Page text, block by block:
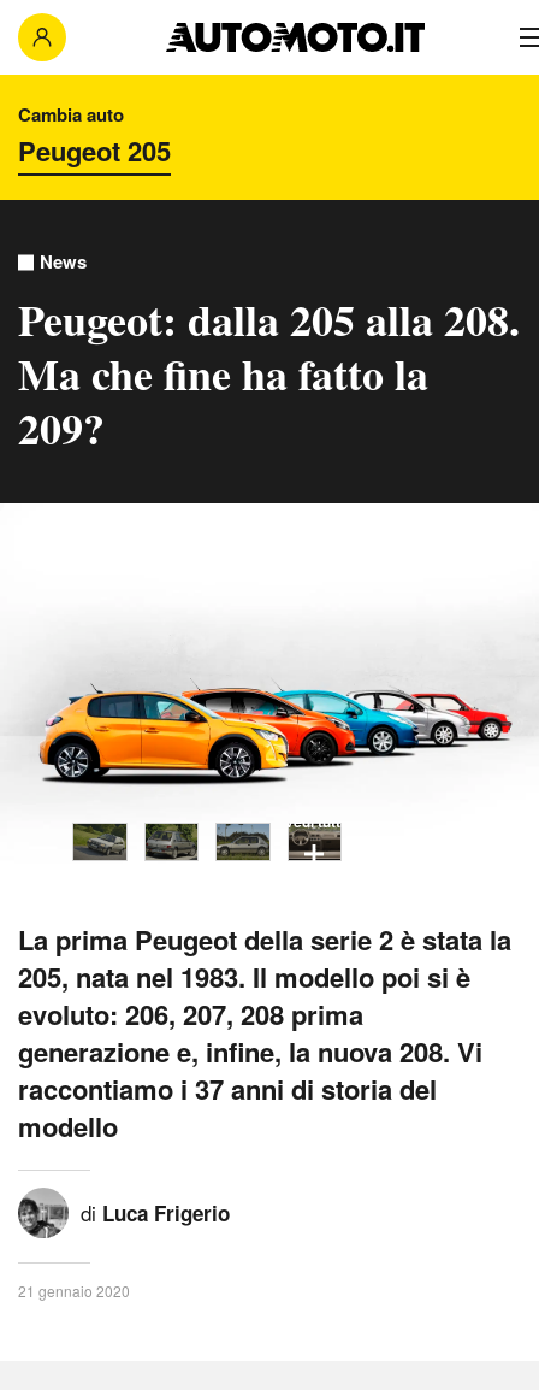
News
Peugeot: dalla 205 alla 208.
Ma che fine ha fatto la
209?
vedi tutti
La prima Peugeot della serie 2 è stata la
205, nata nel 1983. Il modello poi si è
evoluto: 206, 207, 208 prima
generazione e, infine, la nuova 208. Vi
raccontiamo i 37 anni di storia del
modello
di Luca Frigerio
21 gennaio 2020
Cambia auto